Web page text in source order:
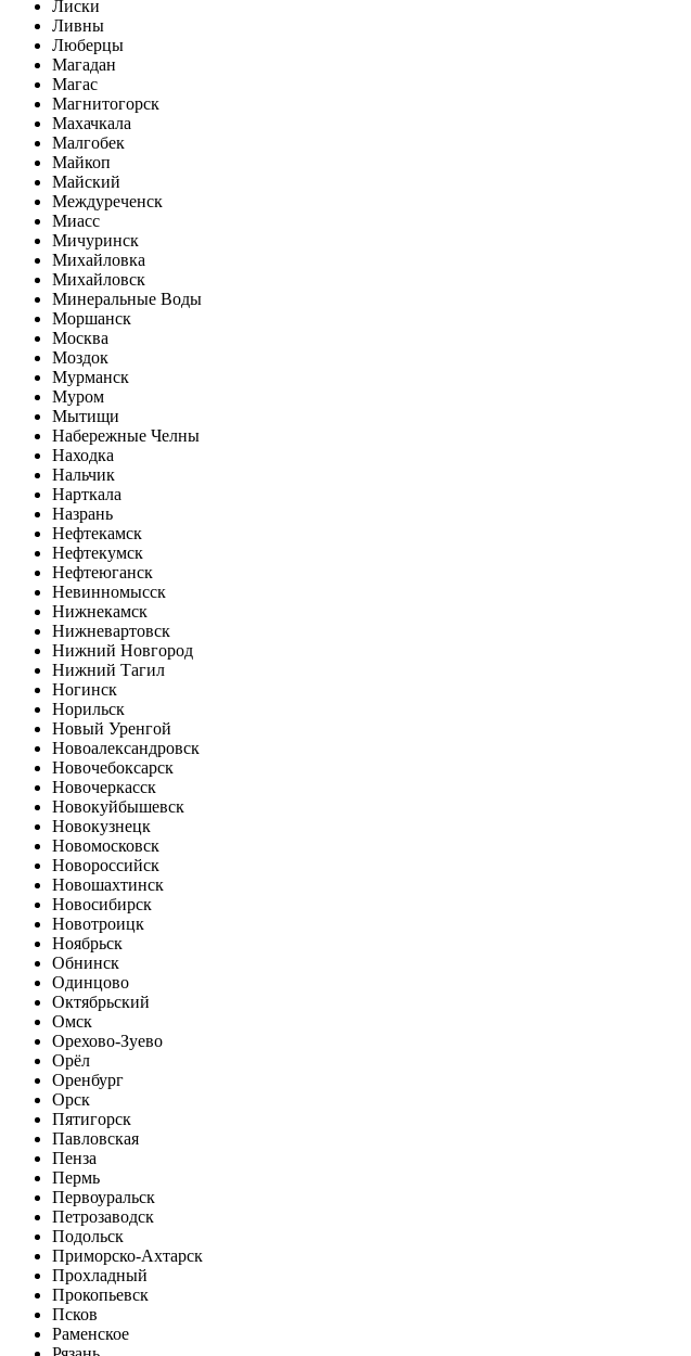
Лиски
Ливны
Люберцы
Магадан
Магас
Магнитогорск
Махачкала
Малгобек
Майкоп
Майский
Междуреченск
Миасс
Мичуринск
Михайловка
Михайловск
Минеральные Воды
Моршанск
Москва
Моздок
Мурманск
Муром
Мытищи
Набережные Челны
Находка
Нальчик
Нарткала
Назрань
Нефтекамск
Нефтекумск
Нефтеюганск
Невинномысск
Нижнекамск
Нижневартовск
Нижний Новгород
Нижний Тагил
Ногинск
Норильск
Новый Уренгой
Новоалександровск
Новочебоксарск
Новочеркасск
Новокуйбышевск
Новокузнецк
Новомосковск
Новороссийск
Новошахтинск
Новосибирск
Новотроицк
Ноябрьск
Обнинск
Одинцово
Октябрьский
Омск
Орехово-Зуево
Орёл
Оренбург
Орск
Пятигорск
Павловская
Пенза
Пермь
Первоуральск
Петрозаводск
Подольск
Приморско-Ахтарск
Прохладный
Прокопьевск
Псков
Раменское